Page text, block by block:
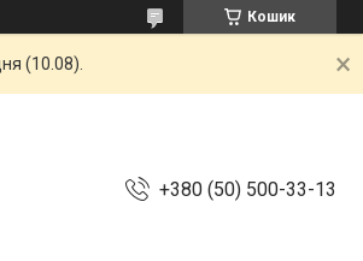
Кошик
(10.08).
+380 (50) 500-33-13